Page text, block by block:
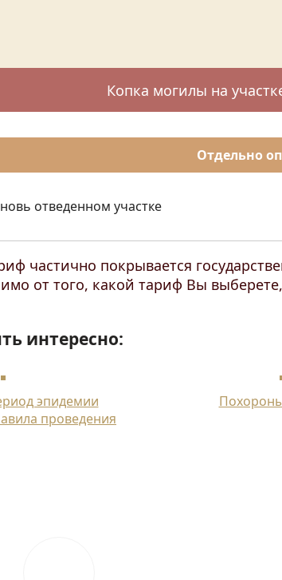
Копка могилы на
Отдельно
отведенном участке
частично покрывается
от того, какой тариф Вы
интересно:
эпидемии
проведения